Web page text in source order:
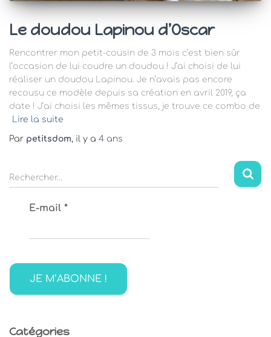
Le doudou Lapinou d’Oscar
Rencontrer mon petit-cousin de 3 mois c’est bien sûr
l’occasion de lui coudre un doudou ! J’ai choisi de lui
réaliser un doudou Lapinou. Je n’avais pas encore
recousu ce modèle depuis sa création en avril 2019, ça
date ! J’ai choisi les mêmes tissus, je trouve ce combo de
Lire la suite
Par petitsdom, il y a 4 ans
R
e
h
r
Rechercher…
E-mail *
Catégories